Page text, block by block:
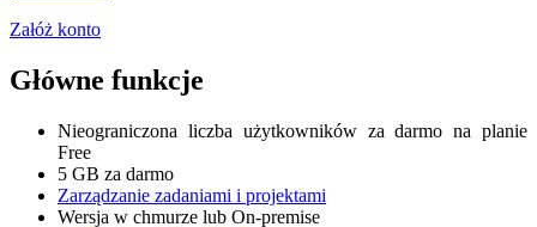
Załóż konto
Główne funkcje
Nieograniczona liczba użytkowników za darmo na planie
Free
5 GB za darmo
Zarządzanie zadaniami i projektami
Wersja w chmurze lub On-premise